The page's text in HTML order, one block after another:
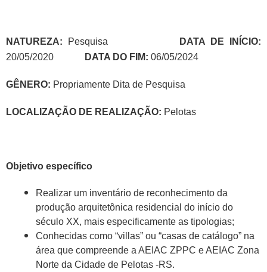
NATUREZA: Pesquisa
DATA DE INÍCIO:
20/05/2020
DATA DO FIM: 06/05/2024
GÊNERO: Propriamente Dita de Pesquisa
LOCALIZAÇÃO DE REALIZAÇÃO: Pelotas
Objetivo específico
Realizar um inventário de reconhecimento da
produção arquitetônica residencial do início do
século XX, mais especificamente as tipologias;
Conhecidas como “villas” ou “casas de catálogo” na
área que compreende a AEIAC ZPPC e AEIAC Zona
Norte da Cidade de Pelotas -RS.